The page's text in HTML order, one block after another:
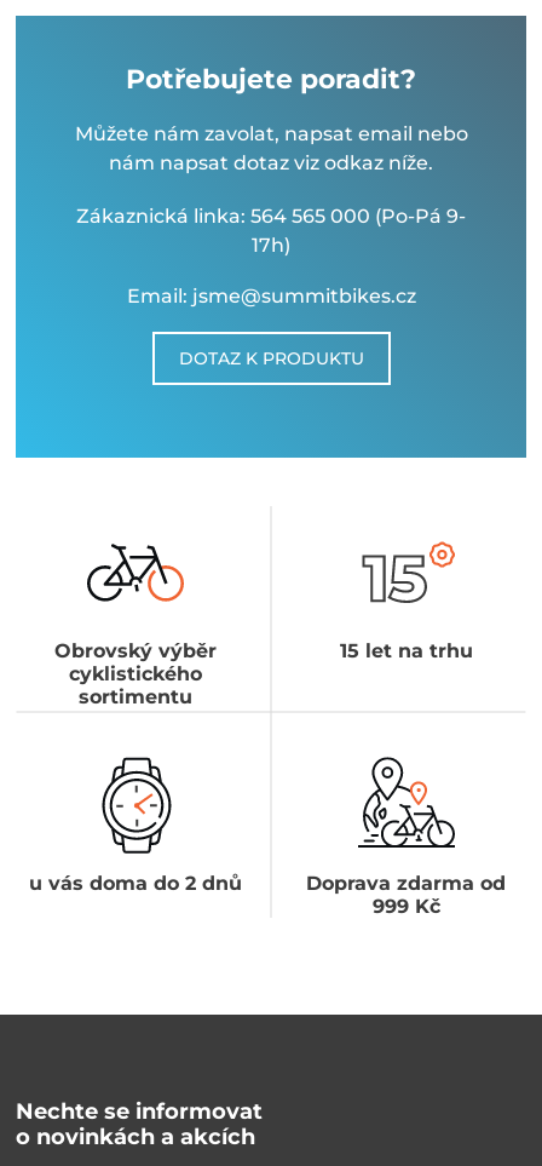
Potřebujete poradit?
Můžete nám zavolat, napsat email nebo
nám napsat dotaz viz odkaz níže.
Zákaznická linka: 564 565 000 (Po-Pá 9-
17h)
Email: jsme@summitbikes.cz
DOTAZ K PRODUKTU
Obrovský výběr
cyklistického
sortimentu
15 let na trhu
u vás doma do 2 dnů
Doprava zdarma od
999 Kč
Nechte se informovat
o novinkách a akcích